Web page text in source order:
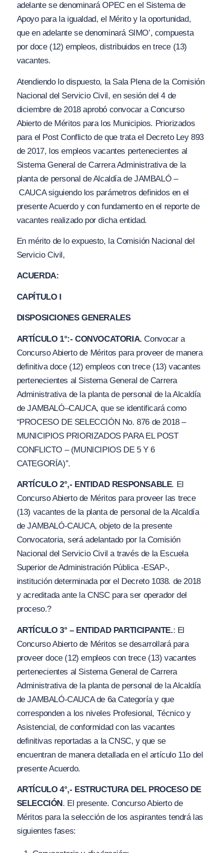
adelante se denominará OPEC en el Sistema de
Apoyo para la igualdad, el Mérito y la oportunidad,
que en adelante se denominará SIMO’, compuesta
por doce (12) empleos, distribuidos en trece (13)
vacantes.
Atendiendo lo dispuesto, la Sala Plena de la Comisión
Nacional del Servicio Civil, en sesión del 4 de
diciembre de 2018 aprobó convocar a Concurso
Abierto de Méritos para los Municipios. Priorizados
para el Post Conflicto de que trata el Decreto Ley 893
de 2017, los empleos vacantes pertenecientes al
Sistema General de Carrera Administrativa de la
planta de personal de Alcaldía de JAMBALÓ –
CAUCA siguiendo los parámetros definidos en el
presente Acuerdo y con fundamento en el reporte de
vacantes realizado por dicha entidad.
En mérito de lo expuesto, la Comisión Nacional del
Servicio Civil,
ACUERDA:
CAPÍTULO I
DISPOSICIONES GENERALES
ARTÍCULO 1°:- CONVOCATORIA. Convocar a
Concurso Abierto de Méritos para proveer de manera
definitiva doce (12) empleos con trece (13) vacantes
pertenecientes al Sistema General de Carrera
Administrativa de la planta de personal de la Alcaldía
de JAMBALÓ–CAUCA, que se identificará como
“PROCESO DE SELECCIÓN No. 876 de 2018 –
MUNICIPIOS PRIORIZADOS PARA EL POST
CONFLICTO – (MUNICIPIOS DE 5Y6
CATEGORÍA)”.
ARTÍCULO 2°,- ENTIDAD RESPONSABLE. EI
Concurso Abierto de Méritos para proveer las trece
(13) vacantes de la planta de personal de la Alcaldía
de JAMBALÓ-CAUCA, objeto de la presente
Convocatoria, será adelantado por la Comisión
Nacional del Servicio Civil a través de la Escuela
Superior de Administración Pública -ESAP-,
institución determinada por el Decreto 1038. de 2018
y acreditada ante la CNSC para ser operador del
proceso.?
ARTÍCULO 3° – ENTIDAD PARTICIPANTE.: El
Concurso Abierto de Méritos se desarrollará para
proveer doce (12) empleos con trece (13) vacantes
pertenecientes al Sistema General de Carrera
Administrativa de la planta de personal de la Alcaldía
de JAMBALÓ-CAUCA de 6a Categoría y que
corresponden a los niveles Profesional, Técnico y
Asistencial, de conformidad con las vacantes
definitivas reportadas a la CNSC, y que se
encuentran de manera detallada en el artículo 11o del
presente Acuerdo.
ARTÍCULO 4°,- ESTRUCTURA DEL PROCESO DE
SELECCIÓN. El presente. Concurso Abierto de
Méritos para la selección de los aspirantes tendrá las
siguientes fases: